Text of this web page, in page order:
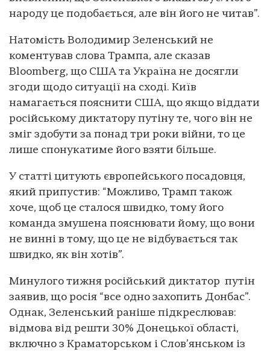
народу це подобається, але він його не читав”.
Натомість Володимир Зеленський не
коментував слова Трампа, але сказав
Bloomberg, що США та Україна не досягли
згоди щодо ситуації на сході. Київ
намагається пояснити США, що якщо віддати
російському диктатору путіну те, чого він не
зміг здобути за понад три роки війни, то це
лише спонукатиме його взяти більше.
У статті цитують європейського посадовця,
який припустив: “Можливо, Трамп також
хоче, щоб це сталося швидко, тому його
команда змушена пояснювати йому, що вони
не винні в тому, що це не відбувається так
швидко, як він хотів”.
Минулого тижня російський диктатор путін
заявив, що росія “все одно захопить Донбас”.
Однак, Зеленський раніше підкреслював:
відмова від решти 30% Донецької області,
включно з Краматорськом і Слов’янськом із